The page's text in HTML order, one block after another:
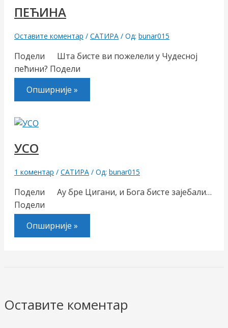
ПЕЋИНА
Оставите коментар / САТИРА / Од: bunar015
Подели Шта бисте ви пожелели у Чудесној
пећини? Подели
Опширније »
УСО
1 коментар / САТИРА / Од: bunar015
Подели Ау бре Цигани, и Бога бисте зајебали…
Подели
Опширније »
Оставите коментар